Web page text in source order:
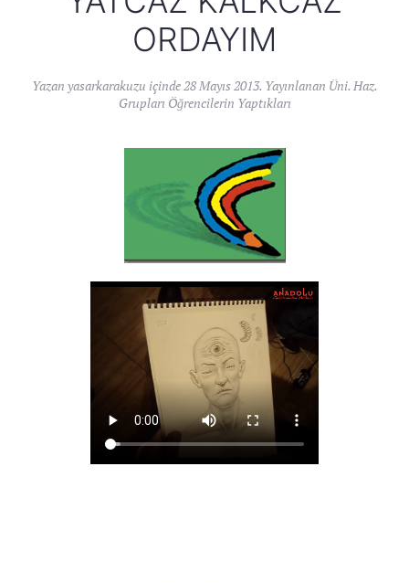
ORDAYIM
Yazan yasarkarakuzu içinde28 Mayıs 2013. Yayınlanan Üni. Haz.
Grupları Öğrencilerin Yaptıkları